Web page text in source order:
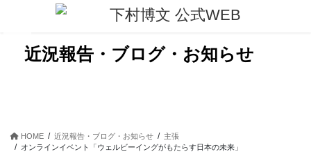
近況報告・ブログ・お知らせ
HOME 近況報告・ブログ・お知らせ
主張
オンラインイベント「ウェルビーイングがもたらす日本の未来」